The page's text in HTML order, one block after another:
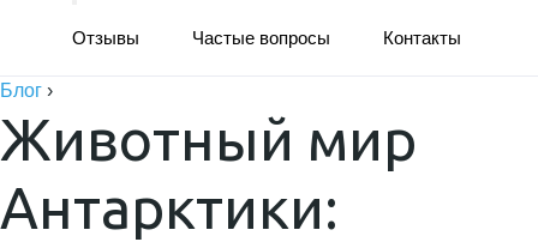
Отзывы Частые вопросы Контакты
Блог ›
Животный мир
Антарктики: